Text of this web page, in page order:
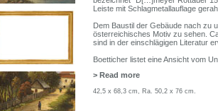
Leiste mit Schlagmetallauflage
Dem Baustil der Gebäude nach zu
österreichisches Motiv zu sehen.
sind in der einschlägigen Literatur
Boetticher listet eine Ansicht vom
> Read more
42,5 x 68,3 cm, Ra. 50,2 x 76 cm.